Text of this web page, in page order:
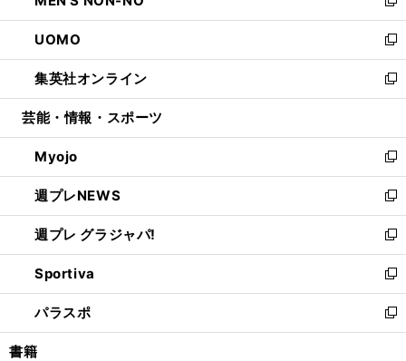
開
く
ウ
で
開
く
ン
ド
ウ
で
開
い
ウ
ィ
ン
ド
ウ
開
く
新
し
い
ウ
ィ
ン
ウ
で
開
く
UOMO
新
し
い
ウ
ン
ド
ウ
で
開
く
集英社オンライン
新
し
ウ
ィ
ン
ド
ウ
で
開
く
芸能・情報・スポーツ
Myojo
新
し
い
ウ
ィ
ン
ド
ウ
で
開
週プレNEWS
新
し
い
ウ
ィ
ン
ド
ウ
週プレ グラジャパ!
新
し
い
ウ
ィ
ン
Sportiva
新
し
い
ウ
パラスポ
新
し
書籍